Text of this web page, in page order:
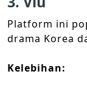
Platform ini
drama Korea
Kelebihan: